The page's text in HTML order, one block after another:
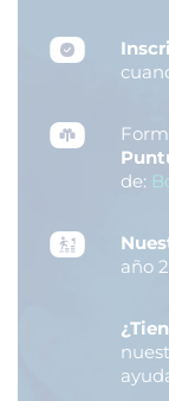
de:
año